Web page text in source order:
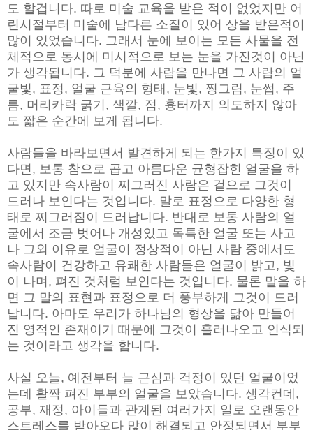
도 할겁니다. 따로 미술 교육을 받은 적이 없었지만 어
린시절부터 미술에 남다른 소질이 있어 상을 받은적이
많이 있었습니다. 그래서 눈에 보이는 모든 사물을 전
체적으로 동시에 미시적으로 보는 눈을 가진것이 아닌
가 생각됩니다. 그 덕분에 사람을 만나면 그 사람의 얼
굴빛, 표정, 얼굴 근육의 형태, 눈빛, 찡그림, 눈썹, 주
름, 머리카락 굵기, 색깔, 점, 흉터까지 의도하지 않아
도 짧은 순간에 보게 됩니다.
사람들을 바라보면서 발견하게 되는 한가지 특징이 있
다면, 보통 참으로 곱고 아름다운 균형잡힌 얼굴을 하
고 있지만 속사람이 찌그러진 사람은 겉으로 그것이
드러나 보인다는 것입니다. 말로 표정으로 다양한 형
태로 찌그러짐이 드러납니다. 반대로 보통 사람의 얼
굴에서 조금 벗어나 개성있고 독특한 얼굴 또는 사고
나 그외 이유로 얼굴이 정상적이 아닌 사람 중에서도
속사람이 건강하고 유쾌한 사람들은 얼굴이 밝고, 빛
이 나며, 펴진 것처럼 보인다는 것입니다. 물론 말을 하
면 그 말의 표현과 표정으로 더 풍부하게 그것이 드러
납니다. 아마도 우리가 하나님의 형상을 닮아 만들어
진 영적인 존재이기 때문에 그것이 흘러나오고 인식되
는 것이라고 생각을 합니다.
사실 오늘, 예전부터 늘 근심과 걱정이 있던 얼굴이었
는데 활짝 펴진 부부의 얼굴을 보았습니다. 생각컨데,
공부, 재정, 아이들과 관계된 여러가지 일로 오랜동안
스트레스를 받아오다 많이 해결되고 안정되면서 부부